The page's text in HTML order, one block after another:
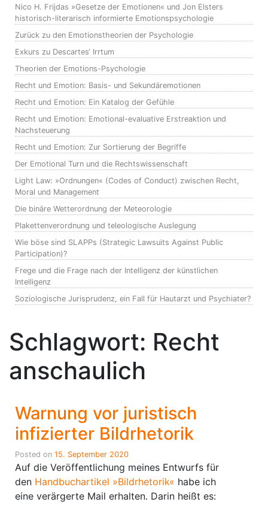
Nico H. Frijdas »Gesetze der Emotionen« und Jon Elsters
historisch-literarisch informierte Emotionspsychologie
Zurück zu den Emotionstheorien der Psychologie
Exkurs zu Descartes‘ Irrtum
Theorien der Emotions-Psychologie
Recht und Emotion: Basis- und Sekundäremotionen
Recht und Emotion: Ein Katalog der Gefühle
Recht und Emotion: Emotional-evaluative Erstreaktion und
Nachsteuerung
Recht und Emotion: Zur Sortierung der Begriffe
Der Emotional Turn und die Rechtswissenschaft
Light Law: »Ordnungen« (Codes of Conduct) zwischen Recht,
Moral und Management
Die binäre Wetterordnung der Meteorologie
Plakettenverordnung und teleologische Auslegung
Wie böse sind SLAPPs (Strategic Lawsuits Against Public
Participation)?
Frege und die Frage nach der Intelligenz der künstlichen
Intelligenz
Soziologische Jurisprudenz, ein Fall für Hautarzt und Psychiater?
Schlagwort: Recht
anschaulich
Warnung vor juristisch
infizierter Bildrhetorik
Posted on 15. September 2020
Auf die Veröffentlichung meines Entwurfs für
den Handbuchartikel »Bildrhetorik« habe ich
eine verärgerte Mail erhalten. Darin heißt es: